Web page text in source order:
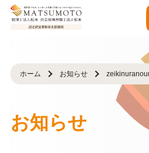
ホーム お知らせ
お知らせ